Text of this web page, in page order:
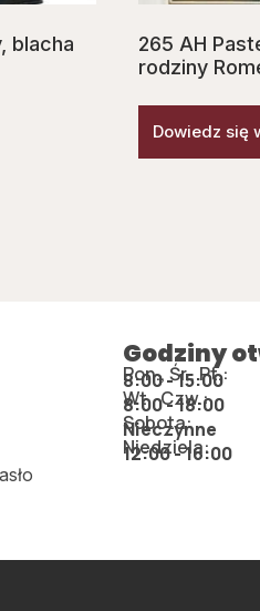
blacha
265 AH
rodziny
Dowiedz się
Godziny
Pon., Śr., Pt.:
8:00 - 15:00
Wt., Czw.:
8:00 - 18:00
Sobota:
Nieczynne
Niedziela:
12:00 - 16:00